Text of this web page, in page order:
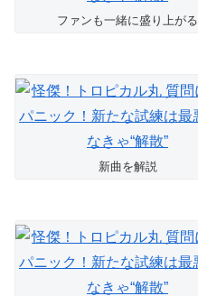
ファンも一緒に盛り上がる
新曲を解説